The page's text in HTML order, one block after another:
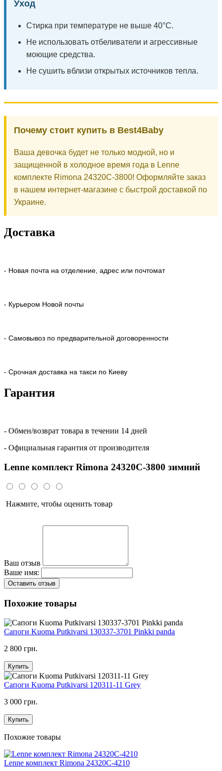
Уход
Стирка при температуре не выше 40°C.
Не использовать отбеливатели и агрессивные
моющие средства.
Не сушить вблизи открытых источников тепла.
Почему стоит купить в Best4Baby
Ваша девочка будет не только модной, но и
защищенной в холодное время года в Lenne
комплекте Rimona 24320C-3800! Оформляйте заказ
в нашем интернет-магазине с быстрой доставкой по
Украине.
Доставка
- Новая почта на отделение, адрес или почтомат
- Курьером Новой почты
- Самовывоз по предварительной договоренности
- Срочная доставка на такси по Киеву
Гарантия
- Обмен/возврат товара в течении 14 дней
- Официальная гарантия от производителя
Lenne комплект Rimona 24320C-3800 зимний
Нажмите, чтобы оценить товар
Ваш отзыв
Ваше имя:
Оставить отзыв
Похожие товары
Сапоги Kuoma Putkivarsi 130337-3701 Pinkki panda
2 800 грн.
Купить
Сапоги Kuoma Putkivarsi 120311-11 Grey
3 000 грн.
Купить
Похожие товары
Lenne комплект Rimona 24320C-4210